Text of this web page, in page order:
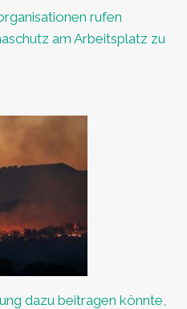
rufen
am Arbeitsplatz zu
dazu beitragen könnte,